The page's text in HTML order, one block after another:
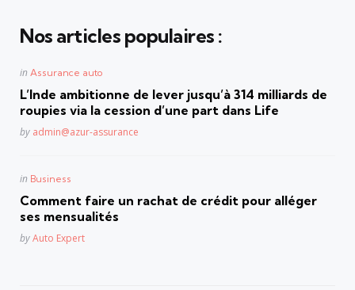
Nos articles populaires :
Posted
in Assurance auto
L’Inde ambitionne de lever jusqu’à 314 milliards de
roupies via la cession d’une part dans Life
Posted
by admin@azur-assurance
Posted
in Business
Comment faire un rachat de crédit pour alléger
ses mensualités
Posted
byAuto Expert